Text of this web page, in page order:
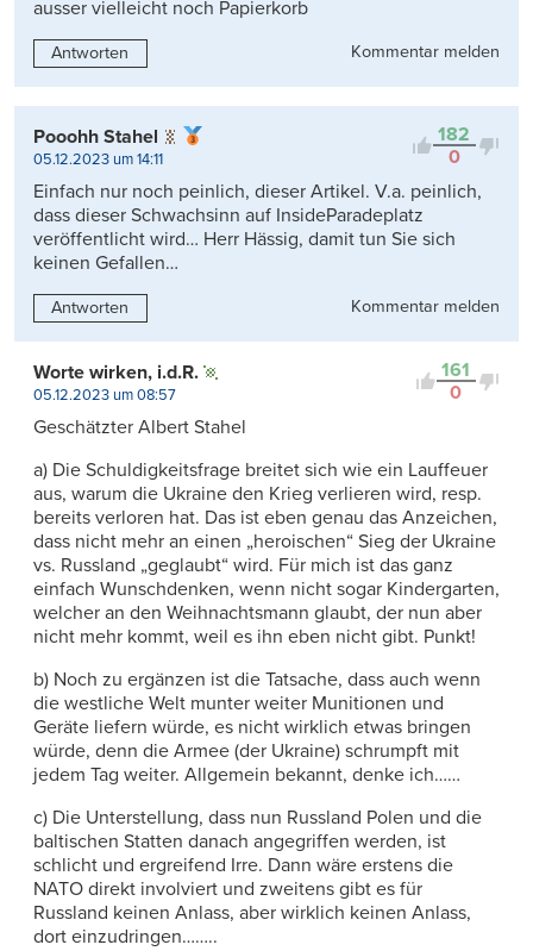
ausser vielleicht noch Papierkorb
Antworten Kommentar melden
182
0
Pooohh Stahel
05.12.2023 um 14:11
Einfach nur noch peinlich, dieser Artikel. V.a. peinlich,
dass dieser Schwachsinn auf InsideParadeplatz
veröffentlicht wird… Herr Hässig, damit tun Sie sich
keinen Gefallen…
Antworten Kommentar melden
161
0
Worte wirken, i.d.R.
05.12.2023 um 08:57
Geschätzter Albert Stahel
a) Die Schuldigkeitsfrage breitet sich wie ein Lauffeuer
aus, warum die Ukraine den Krieg verlieren wird, resp.
bereits verloren hat. Das ist eben genau das Anzeichen,
dass nicht mehr an einen „heroischen“ Sieg der Ukraine
vs. Russland „geglaubt“ wird. Für mich ist das ganz
einfach Wunschdenken, wenn nicht sogar Kindergarten,
welcher an den Weihnachtsmann glaubt, der nun aber
nicht mehr kommt, weil es ihn eben nicht gibt. Punkt!
b) Noch zu ergänzen ist die Tatsache, dass auch wenn
die westliche Welt munter weiter Munitionen und
Geräte liefern würde, es nicht wirklich etwas bringen
würde, denn die Armee (der Ukraine) schrumpft mit
jedem Tag weiter. Allgemein bekannt, denke ich……
c) Die Unterstellung, dass nun Russland Polen und die
baltischen Statten danach angegriffen werden, ist
schlicht und ergreifend Irre. Dann wäre erstens die
NATO direkt involviert und zweitens gibt es für
Russland keinen Anlass, aber wirklich keinen Anlass,
dort einzudringen……..